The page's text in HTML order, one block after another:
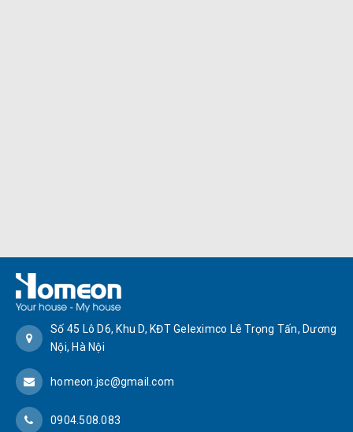
Số 45 Lô D6, Khu D, KĐT Geleximco Lê Trọng Tấn, Dương
Nội, Hà Nội
homeon.jsc@gmail.com
0904.508.083